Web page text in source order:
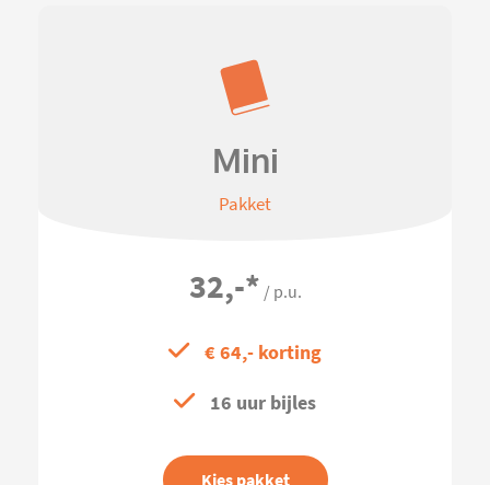
Mini
Pakket
32,-* / p.u.
€ 64,- korting
16 uur bijles
Kies pakket